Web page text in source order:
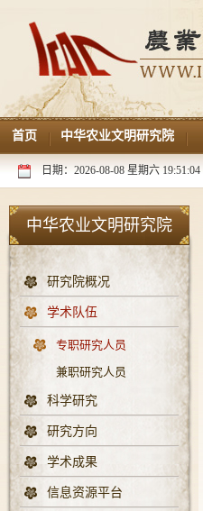
首页 中华农业文明研究院
日期：2026-08-08 星期六 19:51:05
中华农业文明研究院
研究院概况
学术队伍
专职研究人员
兼职研究人员
科学研究
研究方向
学术成果
信息资源平台